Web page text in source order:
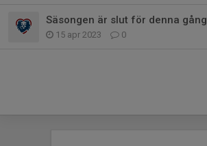
Säsongen är slut för denna gång
15 apr 2023 0